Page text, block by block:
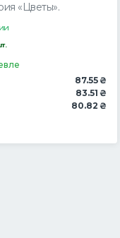
«Цветы».
87.55 ₴
83.51 ₴
80.82 ₴